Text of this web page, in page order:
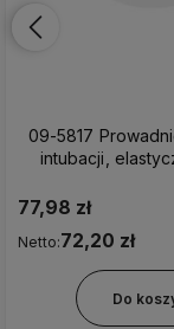
09-5817
intubacji,
77,98 zł
Netto:72,20 zł
Do